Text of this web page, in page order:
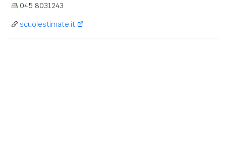
045 8031243
scuolestimate.it